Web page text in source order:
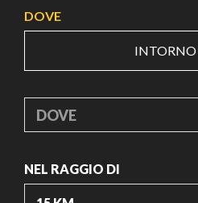
DOVE
INTORNO
DOVE
NEL RAGGIO DI